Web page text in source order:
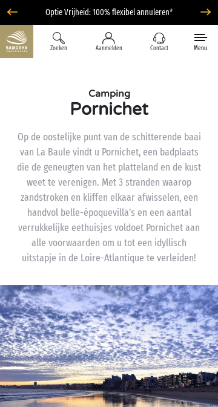
Optie Vrijheid: 100% flexibel annuleren*
Zoeken Aanmelden Contact Menu
Camping
Pornichet
Op de oostelijke punt van de schitterende baai
van La Baule vindt u Pornichet, een badplaats
die de geneugten van het platteland en de kust
weet te verenigen. Met 3 stranden waarop
zandstroken en kliffen elkaar afwisselen, een
handvol belle-époquevilla’s en een aantal
verrukkelijke eethuisjes voldoet Pornichet aan
alle voorwaarden om u tot een idyllisch
uitstapje in de Loire-Atlantique te verleiden!